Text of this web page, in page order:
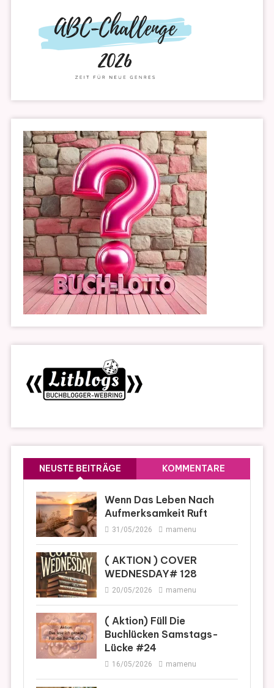
NEUSTE BEITRÄGE KOMMENTARE
Wenn Das Leben Nach
Aufmerksamkeit Ruft
31/05/2026 mamenu
( AKTION ) COVER
WEDNESDAY# 128
20/05/2026 mamenu
( Aktion) Füll Die
Buchlücken Samstags-
Lücke #24
16/05/2026 mamenu